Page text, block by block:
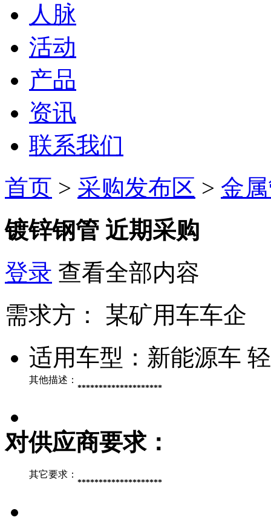
人脉
活动
产品
资讯
联系我们
首页 > 采购发布区 > 金
镀锌钢管 近期采购
登录 查看全部内容
需求方：
某矿用车车企
适用车型： 新能源车
其他描述：
********************
对供应商要求：
其它要求：
********************